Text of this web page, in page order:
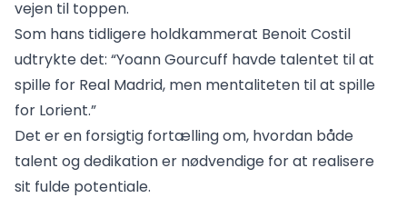
vejen til toppen.
Som hans tidligere holdkammerat Benoit Costil
udtrykte det: “Yoann Gourcuff havde talentet til at
spille for Real Madrid, men mentaliteten til at spille
for Lorient.”
Det er en forsigtig fortælling om, hvordan både
talent og dedikation er nødvendige for at realisere
sit fulde potentiale.